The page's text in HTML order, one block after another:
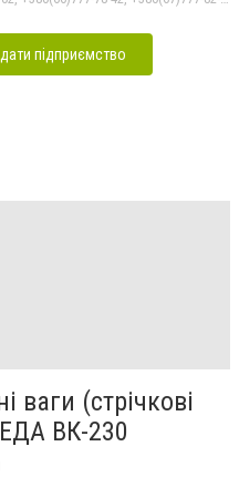
підприємство
ваги (стрічкові
ВК-230